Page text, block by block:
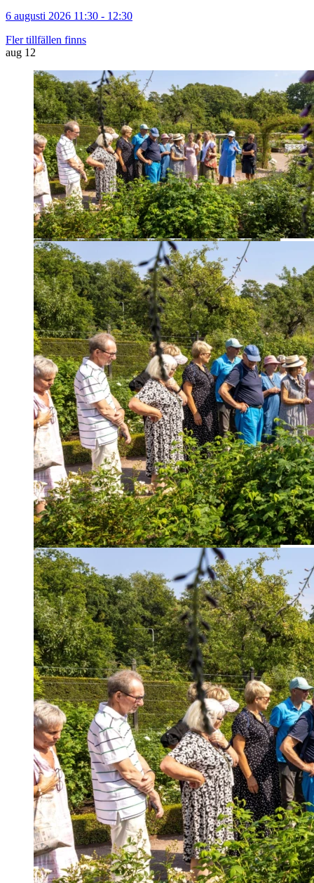
6 augusti 2026 11:30 - 12:30
Fler tillfällen finns
aug 12